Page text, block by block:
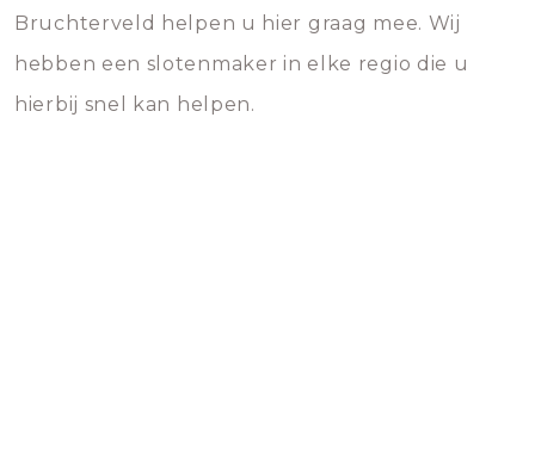
Bruchterveld helpen u hier graag mee. Wij
hebben een slotenmaker in elke regio die u
hierbij snel kan helpen.